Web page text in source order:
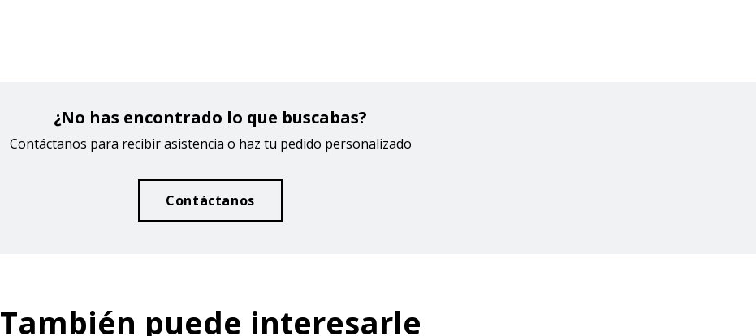
¿No has encontrado lo que buscabas?
Contáctanos para recibir asistencia o haz tu pedido personalizado
Contáctanos
También puede interesarle